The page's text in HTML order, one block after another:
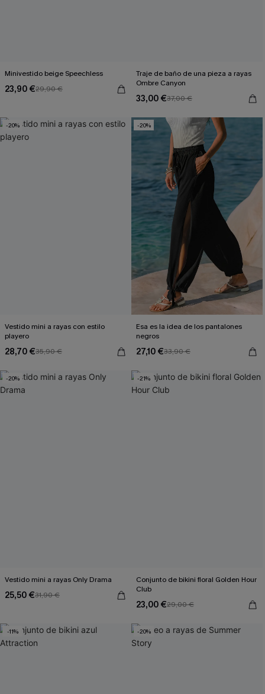
Minivestido beige Speechless
23,90 €29,90 €
Traje de baño de una pieza a rayas
Ombre Canyon
33,00 €37,00 €
-20%
Vestido mini a rayas con estilo
playero
28,70 €35,90 €
-20%
Esa es la idea de los pantalones
negros
27,10 €33,90 €
-20%
Vestido mini a rayas Only Drama
25,50 €31,90 €
-21%
Conjunto de bikini floral Golden Hour
Club
23,00 €29,00 €
-11% -20%